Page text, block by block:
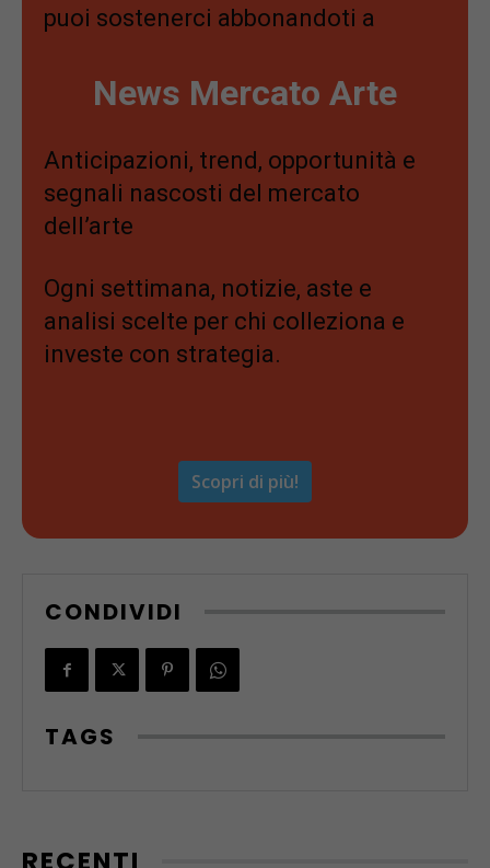
puoi sostenerci abbonandoti a
News Mercato Arte
Anticipazioni, trend, opportunità e
segnali nascosti del mercato
dell’arte
Ogni settimana, notizie, aste e
analisi scelte per chi colleziona e
investe con strategia.
Scopri di più!
CONDIVIDI
TAGS